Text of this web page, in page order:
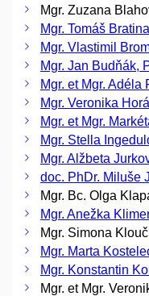
Mgr. Zuzana
Mgr. Tomáš
Mgr. Vlastimil
Mgr. Jan Budňák,
Mgr. et Mgr. Adéla
Mgr. Veronika
Mgr. et Mgr.
Mgr. Stella
Mgr. Alžbeta
doc. PhDr. Miluše
Mgr. Bc. Olga
Mgr. Anežka
Mgr. Simona
Mgr. Marta
Mgr. Konstantin
Mgr. et Mgr.